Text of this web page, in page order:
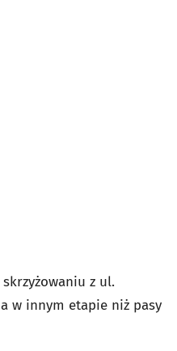
z ul.
w innym etapie niż pasy